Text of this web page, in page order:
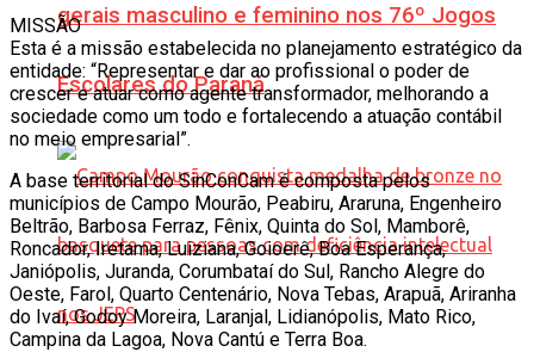
gerais masculino e feminino nos 76º Jogos
Escolares do Paraná
MISSÃO
Esta é a missão estabelecida no planejamento estratégico da
entidade: “Representar e dar ao profissional o poder de
crescer e atuar como agente transformador, melhorando a
sociedade como um todo e fortalecendo a atuação contábil
no meio empresarial”.
A base territorial do SinConCam é composta pelos
municípios de Campo Mourão, Peabiru, Araruna, Engenheiro
Beltrão, Barbosa Ferraz, Fênix, Quinta do Sol, Mamborê,
Roncador, Iretama, Luiziana, Goioerê, Boa Esperança,
Janiópolis, Juranda, Corumbataí do Sul, Rancho Alegre do
Oeste, Farol, Quarto Centenário, Nova Tebas, Arapuã, Ariranha
do Ivaí, Godoy Moreira, Laranjal, Lidianópolis, Mato Rico,
Campina da Lagoa, Nova Cantú e Terra Boa.